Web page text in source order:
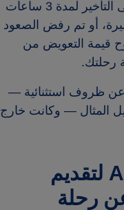
الاتحاد الأوروبي إذا تعرضت رحلتك إلى التأخير لمدة 3 ساعات
أو تم رفض الصعود
قيمة التعويض من
عن ظروف استثنائية —
المثال — وكانت خارج
كيفية استخدام AirHelp لتقديم
رحلة